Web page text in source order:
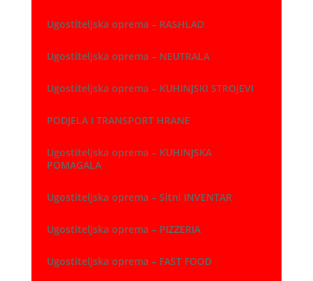
Ugostiteljska oprema – RASHLAD
Ugostiteljska oprema – NEUTRALA
Ugostiteljska oprema – KUHINJSKI STROJEVI
PODJELA I TRANSPORT HRANE
Ugostiteljska oprema – KUHINJSKA
POMAGALA
Ugostiteljska oprema – Sitni INVENTAR
Ugostiteljska oprema – PIZZERIA
Ugostiteljska oprema – FAST FOOD